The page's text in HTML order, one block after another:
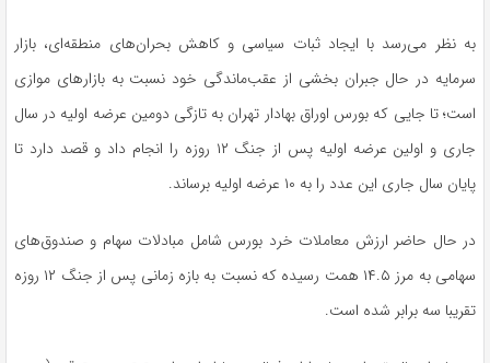
به نظر می‌رسد با ایجاد ثبات سیاسی و کاهش بحران‌های منطقه‌ای، بازار
سرمایه در حال جبران بخشی از عقب‌ماندگی خود نسبت به بازارهای موازی
است؛ تا جایی که بورس اوراق بهادار تهران به تازگی دومین عرضه اولیه در سال
جاری و اولین عرضه اولیه پس از جنگ ۱۲ روزه را انجام داد و قصد دارد تا
پایان سال جاری این عدد را به ۱۰ عرضه اولیه برساند.
در حال حاضر ارزش معاملات خرد بورس شامل مبادلات سهام و صندوق‌های
سهامی به مرز ۱۴.۵ همت رسیده که نسبت به بازه زمانی پس از جنگ ۱۲ روزه
تقریبا سه برابر شده است.